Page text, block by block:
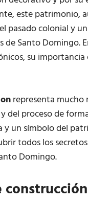
este patrimonio,
pasado colonial y
Santo Domingo.
su importancia
representa mucho
del proceso de
un símbolo del
todos los
Domingo.
construcción